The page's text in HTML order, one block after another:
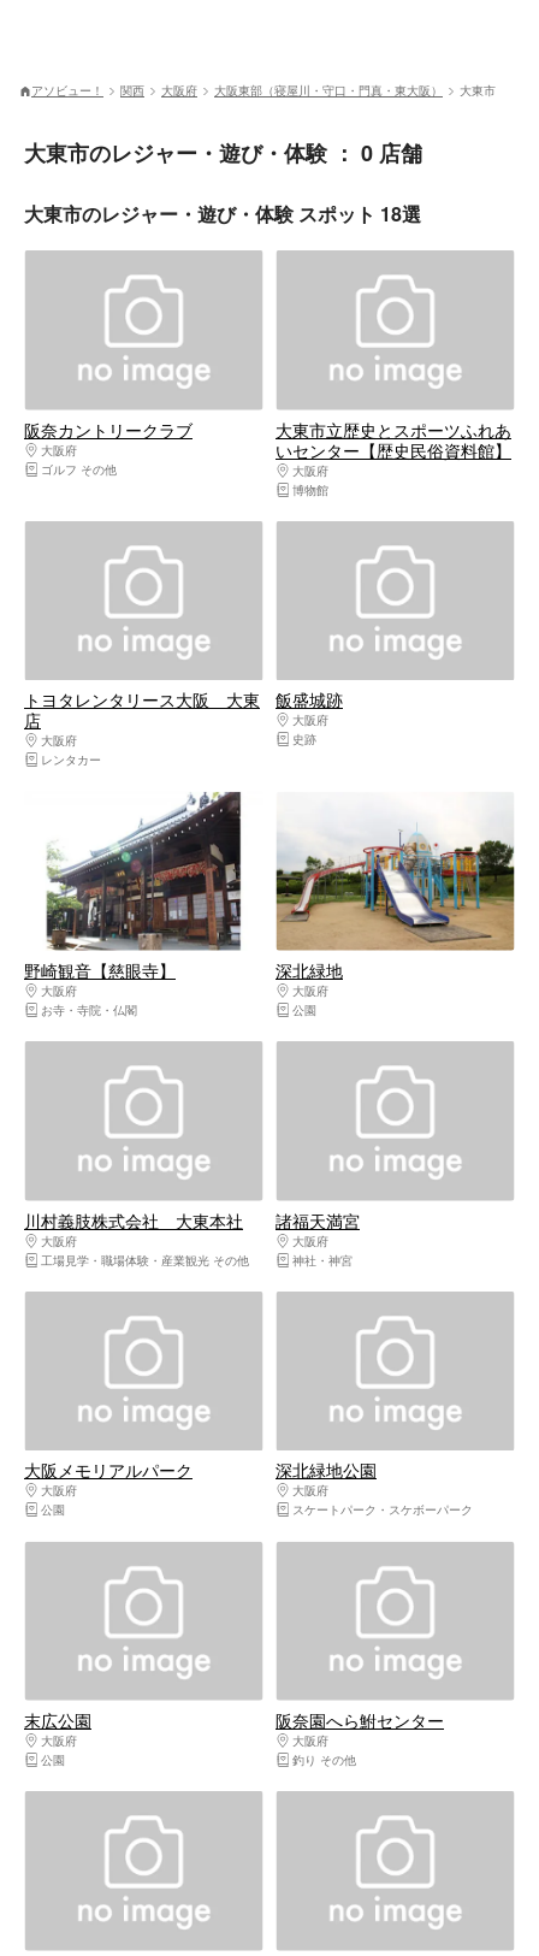
アソビュー！ 関西 大阪府 大阪東部（寝屋川・守口・門真・東大阪） 大東市
大東市のレジャー・遊び・体験 ： 0 店舗
大東市のレジャー・遊び・体験 スポット 18選
阪奈カントリークラブ
大阪府
大阪東部（寝屋川・守口・門真・東大阪）
ゴルフ その他
大東市立歴史とスポーツふれあ
いセンター【歴史民俗資料館】
大阪府
博物館
トヨタレンタリース大阪 大東
店
大阪府
大阪東部（寝屋川・守口・門真・東大阪）
レンタカー
飯盛城跡
大阪府
史跡
野崎観音【慈眼寺】
大阪府
大阪東部（寝屋川・守口・門真・東大阪）
お寺・寺院・仏閣
深北緑地
大阪府
公園
川村義肢株式会社 大東本社
大阪府
大阪東部（寝屋川・守口・門真・東大阪）
工場見学・職場体験・産業観光 その他
諸福天満宮
大阪府
神社・神宮
大阪メモリアルパーク
大阪府
大阪東部（寝屋川・守口・門真・東大阪）
公園
深北緑地公園
大阪府
スケートパーク・スケボーパーク
末広公園
大阪府
大阪東部（寝屋川・守口・門真・東大阪）
公園
阪奈園へら鮒センター
大阪府
釣り その他